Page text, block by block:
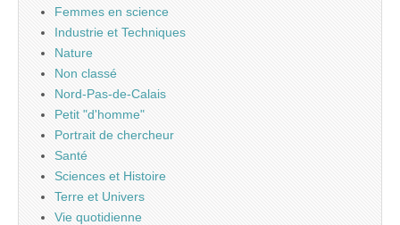
Femmes en science
Industrie et Techniques
Nature
Non classé
Nord-Pas-de-Calais
Petit "d'homme"
Portrait de chercheur
Santé
Sciences et Histoire
Terre et Univers
Vie quotidienne